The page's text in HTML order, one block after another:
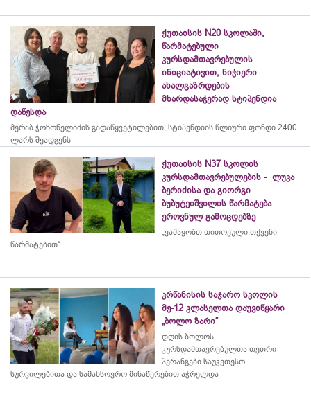
ქუთაისის N20 სკოლაში,
წარმატებული
კურსდამთავრებულის
ინიციატივით, ნიჭიერი
ახალგაზრდების
მხარდასაჭერად სტიპენდია
დაწესდა
მერაბ ჭოხონელიძის გადაწყვეტილებით, სტიპენდიის წლიური ფონდი 2400
ლარს შეადგენს
ქუთაისის N37 სკოლის
კურსდამთავრებულების - ლუკა
ბერიძისა და გიორგი
ბუბუტეიშვილის წარმატება
ეროვნულ გამოცდებზე
„ვამაყობთ თითოეული თქვენი
წარმატებით“
კრწანისის საჯარო სკოლის
მე-12 კლასელთა დაუვიწყარი
„ბოლო ზარი“
დღის ბოლოს
კურსდამთავრებულთა თეთრი
პერანგები საუკეთესო
სურვილებითა და სამახსოვრო მინაწერებით აჭრელდა